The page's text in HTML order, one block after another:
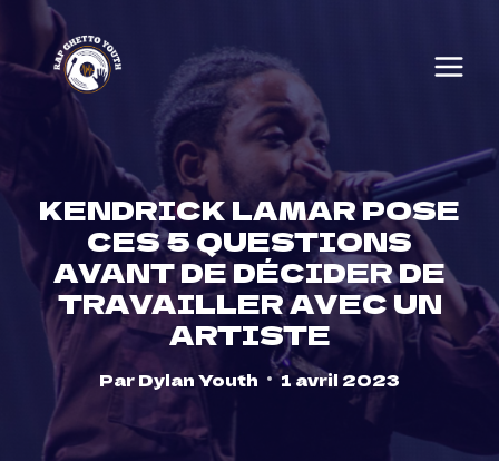
content
KENDRICK LAMAR POSE
CES 5 QUESTIONS
AVANT DE DÉCIDER DE
TRAVAILLER AVEC UN
ARTISTE
ParDylan Youth 1 avril 2023